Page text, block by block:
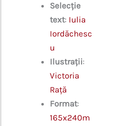
Selecție
text: Iulia
Iordăchesc
u
Ilustrații:
Victoria
Rață
Format:
165x240m